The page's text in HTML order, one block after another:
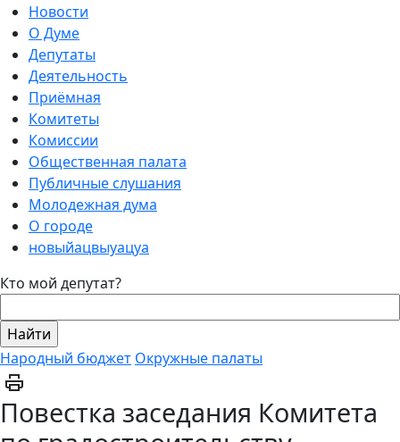
Новости
О Думе
Депутаты
Деятельность
Приёмная
Комитеты
Комиссии
Общественная палата
Публичные слушания
Молодежная дума
О городе
новыйацвыуацуа
Кто мой депутат?
Народный бюджет Окружные палаты
Повестка заседания Комитета